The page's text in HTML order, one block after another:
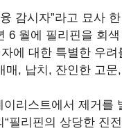
감시자”라고 묘사
6 월에 필리핀을 회
에 대한 특별한 우
, 납치, 잔인한 고
리스트에서 제거
필리핀의 상당한 진